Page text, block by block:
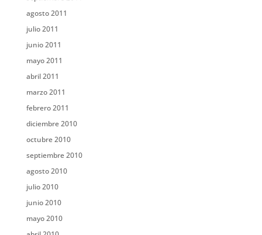
agosto 2011
julio 2011
junio 2011
mayo 2011
abril 2011
marzo 2011
febrero 2011
diciembre 2010
octubre 2010
septiembre 2010
agosto 2010
julio 2010
junio 2010
mayo 2010